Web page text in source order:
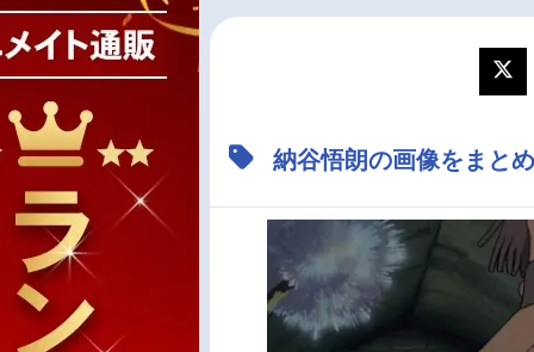
マンガ・ラノベ 音楽
アニメ記事一覧
声優記事一覧
納谷悟朗の画像をまと